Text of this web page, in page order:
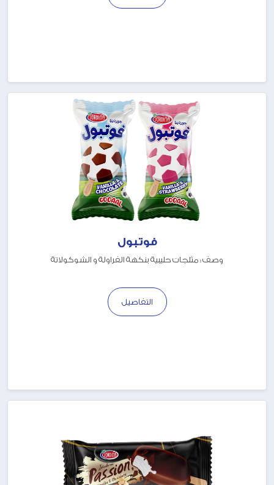
فوتبول
وصف : مثلجات حليبية بنكهة الفراولة و الشوكولاتة
التفاصيل